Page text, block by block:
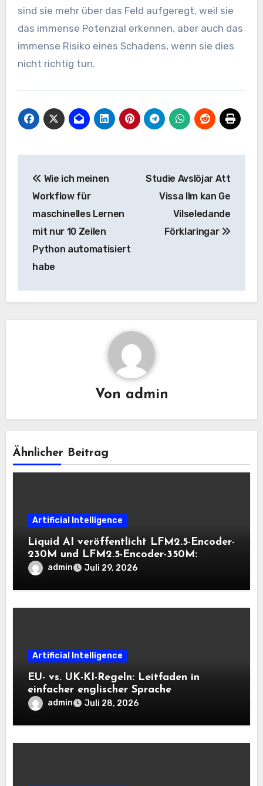
sind sie mehr über das Feld aufgeregt, weil sie
das immense Potenzial erkennen, aber auch das
immense Risiko eines Schadens, wenn sie dies
nicht richtig tun.
Navigation
Wie ich meinen
Workflow für
maschinelles Lernen
mit nur 10 Zeilen
Python automatisiert
habe
Studie Avslöjar Att
Vissa llm kan Ge
Vilseledande
Förklaringar
Von admin
Ähnlicher Beitrag
Artificial Intelligence
Liquid AI veröffentlicht LFM2.5-Encoder-
230M und LFM2.5-Encoder-350M:
Bidirektionale Encoder, die bei 8K-
Kontext auf der CPU schnell bleiben
admin Juli 29, 2026
Artificial Intelligence
EU- vs. UK-KI-Regeln: Leitfaden in
einfacher englischer Sprache
admin Juli 28, 2026